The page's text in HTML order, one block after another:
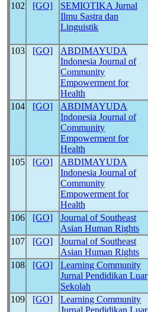
102
[GO]
SEMIOTIKA Jurnal
Ilmu Sastra dan
Linguistik
103
[GO]
ABDIMAYUDA
Indonesia Journal of
Community
Empowerment for
Health
104 [GO]
ABDIMAYUDA
Indonesia Journal of
Community
Empowerment for
Health
105 [GO]
ABDIMAYUDA
Indonesia Journal of
Community
Empowerment for
Health
106 [GO]
Journal of Southeast
Asian Human Rights
107
[GO]
Journal of Southeast
Asian Human Rights
108
[GO]
Learning Community
Jurnal Pendidikan Luar
Sekolah
109
[GO]
Learning Community
Jurnal Pendidikan Luar